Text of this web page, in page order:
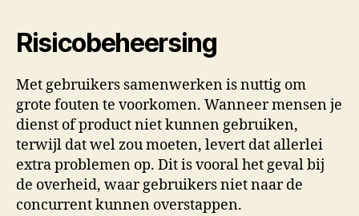
Risicobeheersing
Met gebruikers samenwerken is nuttig om
grote fouten te voorkomen. Wanneer mensen je
dienst of product niet kunnen gebruiken,
terwijl dat wel zou moeten, levert dat allerlei
extra problemen op. Dit is vooral het geval bij
de overheid, waar gebruikers niet naar de
concurrent kunnen overstappen.